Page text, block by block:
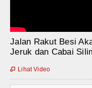
Jalan Rakut Besi
Jeruk dan Cabai
 Lihat Video